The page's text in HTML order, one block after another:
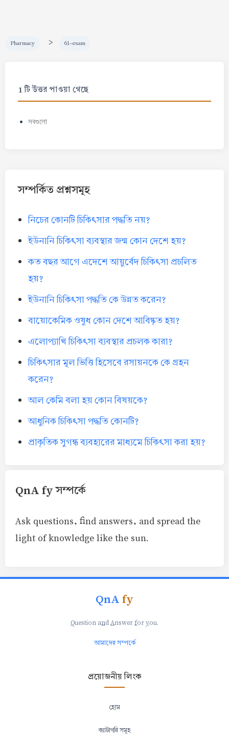
Pharmacy > 61-exam
1 টি উত্তর পাওয়া গেছে
সবগুলো
সম্পর্কিত প্রশ্নসমূহ
নিচের কোনটি চিকিৎসার পদ্ধতি নয়?
ইউনানি চিকিৎসা ব্যবস্থার জন্ম কোন দেশে হয়?
কত বছর আগে এদেশে আয়ুর্বেদ চিকিৎসা প্রচলিত
হয়?
ইউনানি চিকিৎসা পদ্ধতি কে উন্নত করেন?
বায়োকেমিক ওষুধ কোন দেশে আবিষ্কৃত হয়?
এলোপ্যাথি চিকিৎসা ব্যবস্থার প্রচলক কারা?
চিকিৎসার মূল ভিত্তি হিসেবে রসায়নকে কে গ্রহন
করেন?
আল কেমি বলা হয় কোন বিষয়কে?
আধুনিক চিকিৎসা পদ্ধতি কোনটি?
প্রাকৃতিক সুগন্ধ ব্যবহারের মাধ্যমে চিকিৎসা করা হয়?
QnA fy সম্পর্কে
Ask questions, find answers, and spread the
light of knowledge like the sun.
QnAfy
Question andAnswer foryou.
আমাদের সম্পর্কে
প্রয়োজনীয় লিংক
হোম
ক্যাটাগরি সমূহ